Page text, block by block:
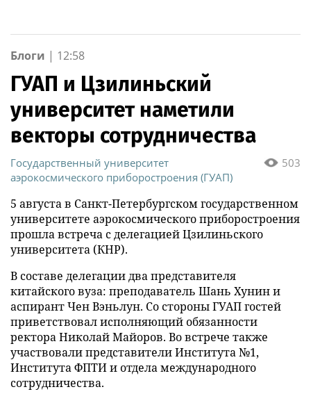
по охране важных
государственных
объектов
Блоги | 12:58
ГУАП и Цзилиньский
университет наметили
векторы сотрудничества
503
Государственный университет
аэрокосмического приборостроения (ГУАП)
5 августа в Санкт-Петербургском государственном
университете аэрокосмического приборостроения
прошла встреча с делегацией Цзилиньского
университета (КНР).
В составе делегации два представителя
китайского вуза: преподаватель Шань Хунин и
аспирант Чен Вэньлун. Со стороны ГУАП гостей
приветствовал исполняющий обязанности
ректора Николай Майоров. Во встрече также
участвовали представители Института №1,
Института ФПТИ и отдела международного
сотрудничества.